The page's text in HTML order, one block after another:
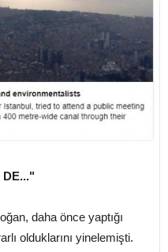
DE..."
daha önce yaptığı
olduklarını yinelemişti.